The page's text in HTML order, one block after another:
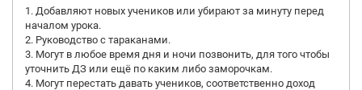
1. Добавляют новых учеников или убирают за минуту перед
началом урока.
2. Руководство с тараканами.
3. Могут в любое время дня и ночи позвонить, для того чтобы
уточнить ДЗ или ещё по каким либо заморочкам.
4. Могут перестать давать учеников, соответственно доход